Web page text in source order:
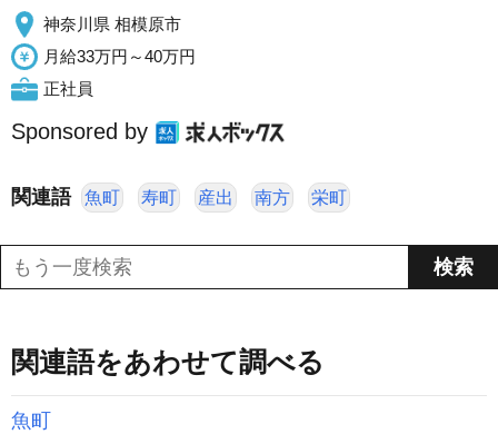
神奈川県 相模原市
月給33万円～40万円
正社員
Sponsored by
関連語 魚町 寿町 産出 南方 栄町
関連語をあわせて調べる
魚町